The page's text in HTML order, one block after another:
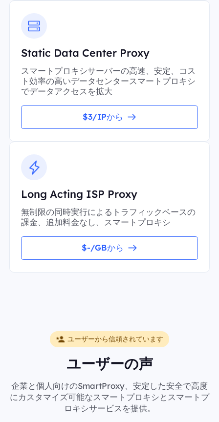
Static Data Center Proxy
スマートプロキシサーバーの高速、安定、コス
ト効率の高いデータセンタースマートプロキシ
でデータアクセスを拡大
$3/IPから
Long Acting ISP Proxy
無制限の同時実行によるトラフィックベースの
課金、追加料金なし、スマートプロキシ
$-/GBから
ユーザーから信頼されています
ユーザーの声
企業と個人向けのSmartProxy、安定した安全で高度
にカスタマイズ可能なスマートプロキシとスマートプ
ロキシサービスを提供。